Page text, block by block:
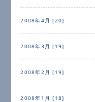
2008年4月 [20]
2008年3月 [19]
2008年2月 [19]
2008年1月 [18]